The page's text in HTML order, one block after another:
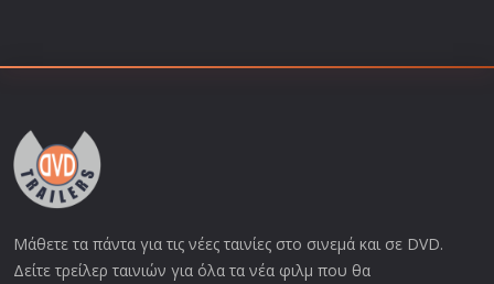
Μάθετε τα πάντα για τις νέες ταινίες στο σινεμά και σε DVD.
Δείτε τρείλερ ταινιών για όλα τα νέα φιλμ που θα